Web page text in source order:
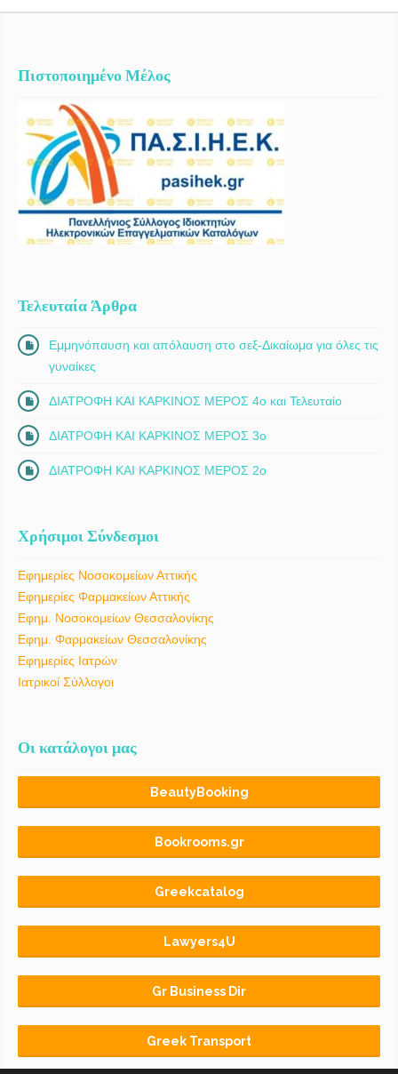
Πιστοποιημένο Μέλος
Τελευταία Άρθρα
Εμμηνόπαυση και απόλαυση στο σεξ-Δικαίωμα για όλες τις
γυναίκες
ΔΙΑΤΡΟΦΗ ΚΑΙ ΚΑΡΚΙΝΟΣ ΜΕΡΟΣ 4ο και Τελευταίο
ΔΙΑΤΡΟΦΗ ΚΑΙ ΚΑΡΚΙΝΟΣ ΜΕΡΟΣ 3ο
ΔΙΑΤΡΟΦΗ ΚΑΙ ΚΑΡΚΙΝΟΣ ΜΕΡΟΣ 2ο
Χρήσιμοι Σύνδεσμοι
Εφημερίες Νοσοκομείων Αττικής
Εφημερίες Φαρμακείων Αττικής
Εφημ. Νοσοκομείων Θεσσαλονίκης
Εφημ. Φαρμακείων Θεσσαλονίκης
Εφημερίες Ιατρών
Ιατρικοί Σύλλογοι
Οι κατάλογοι μας
BeautyBooking
Bookrooms.gr
Greekcatalog
Lawyers4U
Gr Business Dir
Greek Transport